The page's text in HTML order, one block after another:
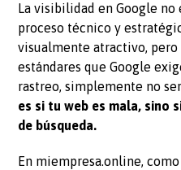
La visibilidad en Google
proceso técnico y
visualmente atractivo,
estándares que Google
rastreo, simplemente no
es si tu web es mala, sino
de búsqueda.
En miempresa.online,